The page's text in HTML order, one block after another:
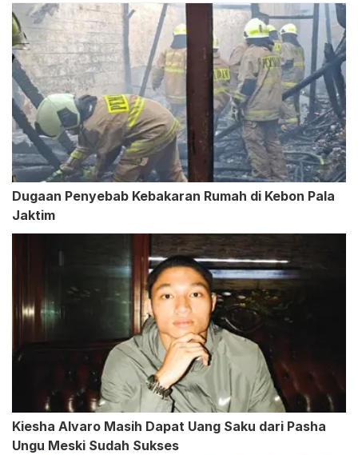
Dugaan Penyebab Kebakaran Rumah di Kebon Pala
Jaktim
Kiesha Alvaro Masih Dapat Uang Saku dari Pasha
Ungu Meski Sudah Sukses